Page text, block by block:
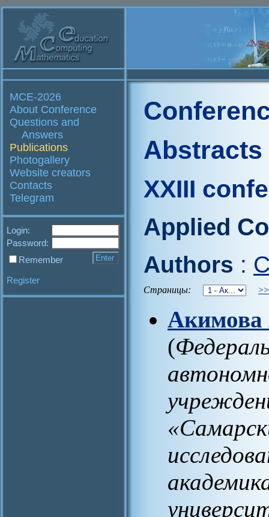
MCE-2026
About Conference
Questions and
Answers
Publications
Photogallery
Website creators
Contacts
Telegram
Login:
Password:
Remember
Register
Abstracts
XXIII
Applied
Authors :
Страницы:
Акимова
(